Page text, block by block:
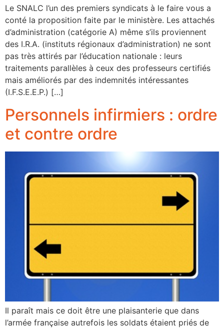
Le SNALC l’un des premiers syndicats à le faire vous a
conté la proposition faite par le ministère. Les attachés
d’administration (catégorie A) même s’ils proviennent
des I.R.A. (instituts régionaux d’administration) ne sont
pas très attirés par l’éducation nationale : leurs
traitements parallèles à ceux des professeurs certifiés
mais améliorés par des indemnités intéressantes
(I.F.S.E.E.P.) […]
Personnels infirmiers : ordre
et contre ordre
Il paraît mais ce doit être une plaisanterie que dans
l’armée française autrefois les soldats étaient priés de